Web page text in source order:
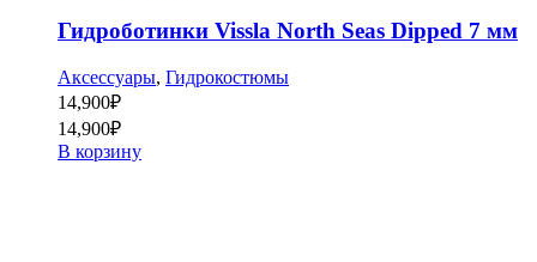
Гидроботинки Vissla North Seas Dipped 7 мм
Аксессуары, Гидрокостюмы
14,900₽
14,900₽
В корзину